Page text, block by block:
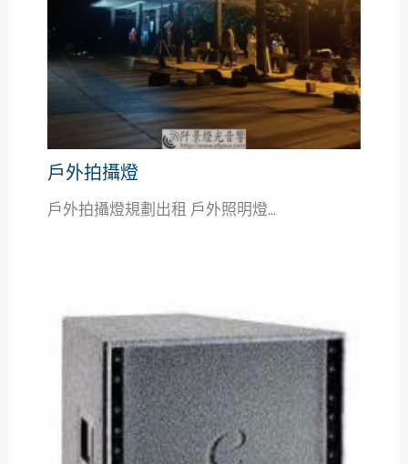
戶外拍攝燈
戶外拍攝燈規劃出租 戶外照明燈...